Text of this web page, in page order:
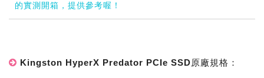
的實測開箱，提供參考喔！
Kingston HyperX Predator PCIe SSD原廠規格：